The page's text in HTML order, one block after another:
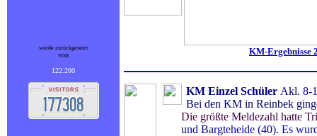
wurde zurückgesetzt
von
122.200
KM-Ergebnisse
KM Einzel Schüler Akl. 8-
Bei den KM in Reinbek
Die größte Meldezahl hatte
und Bargteheide (40). Es